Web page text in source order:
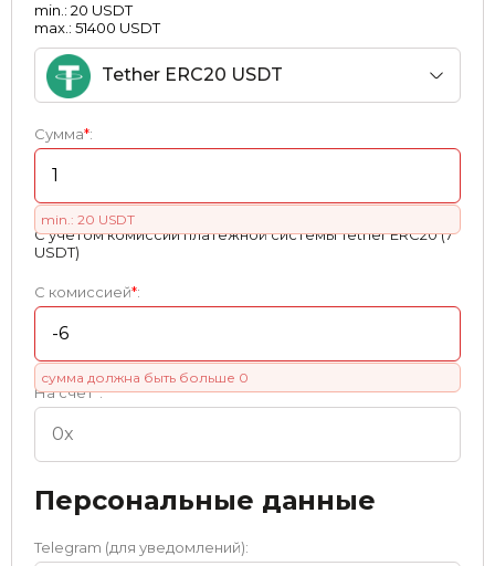
min.: 20 USDT
max.: 51400 USDT
Tether ERC20 USDT
Сумма*:
min.: 20 USDT
С учетом комиссии платежной системы Tether ERC20 (7
USDT)
С комиссией*:
сумма должна быть больше 0
На счет*:
Персональные данные
Telegram (для уведомлений):